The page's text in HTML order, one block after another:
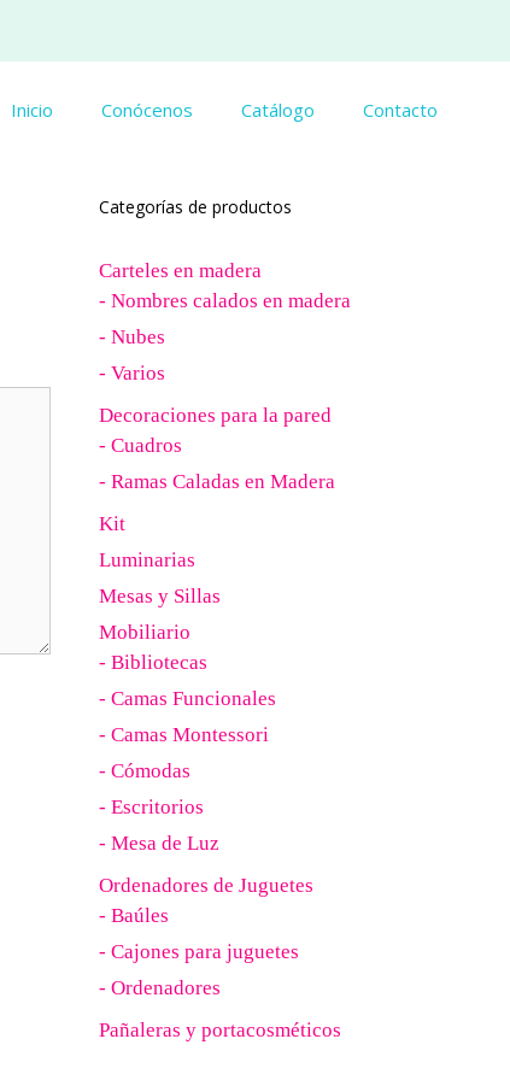
Inicio Conócenos Catálogo Contacto
Categorías de productos
Carteles en madera
- Nombres calados en madera
- Nubes
- Varios
Decoraciones para la pared
- Cuadros
- Ramas Caladas en Madera
Kit
Luminarias
Mesas y Sillas
Mobiliario
- Bibliotecas
- Camas Funcionales
- Camas Montessori
- Cómodas
- Escritorios
- Mesa de Luz
Ordenadores de Juguetes
- Baúles
- Cajones para juguetes
- Ordenadores
Pañaleras y portacosméticos